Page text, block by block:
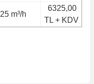
25 m³/h
6325,00
TL + KDV